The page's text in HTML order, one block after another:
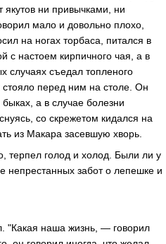
якутов ни привычками, ни
мало и довольно плохо,
на ногах торбаса, питался в
настоем кирпичного чая, а в
случаях съедал топленого
стояло перед ним на столе. Он
а в случае болезни
со скрежетом кидался на
из Макара засевшую хворь.
терпел голод и холод. Были ли у
непрестанных забот о лепешке и
"Какая наша жизнь, — говорил